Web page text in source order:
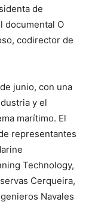
de
documental O
codirector de
junio, con una
y el
marítimo. El
representantes
Technology,
Cerqueira,
Navales